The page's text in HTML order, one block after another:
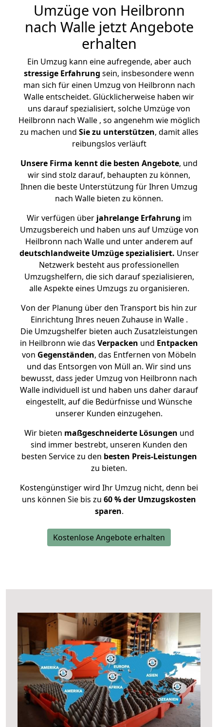
Umzüge von Heilbronn
nach Walle jetzt Angebote
erhalten
Ein Umzug kann eine aufregende, aber auch
stressige Erfahrung sein, insbesondere wenn
man sich für einen Umzug von Heilbronn nach
Walle entscheidet. Glücklicherweise haben wir
uns darauf spezialisiert, solche Umzüge von
Heilbronn nach Walle , so angenehm wie möglich
zu machen und Sie zu unterstützen, damit alles
reibungslos verläuft
Unsere Firma kennt die besten Angebote, und
wir sind stolz darauf, behaupten zu können,
Ihnen die beste Unterstützung für Ihren Umzug
nach Walle bieten zu können.
Wir verfügen überjahrelange Erfahrung im
Umzugsbereich und haben uns auf Umzüge von
Heilbronn nach Walle und unter anderem auf
deutschlandweite Umzüge spezialisiert. Unser
Netzwerk besteht aus professionellen
Umzugshelfern, die sich darauf spezialisieren,
alle Aspekte eines Umzugs zu organisieren.
Von der Planung über den Transport bis hin zur
Einrichtung Ihres neuen Zuhause in Walle .
Die Umzugshelfer bieten auch Zusatzleistungen
in Heilbronn wie das Verpacken und Entpacken
von Gegenständen, das Entfernen von Möbeln
und das Entsorgen von Müll an. Wir sind uns
bewusst, dass jeder Umzug von Heilbronn nach
Walle individuell ist und haben uns daher darauf
eingestellt, auf die Bedürfnisse und Wünsche
unserer Kunden einzugehen.
Wir bieten maßgeschneiderte Lösungen und
sind immer bestrebt, unseren Kunden den
besten Service zu den besten Preis-Leistungen
zu bieten.
Kostengünstiger wird Ihr Umzug nicht, denn bei
uns können Sie bis zu 60 % der Umzugskosten
sparen.
Kostenlose Angebote erhalten